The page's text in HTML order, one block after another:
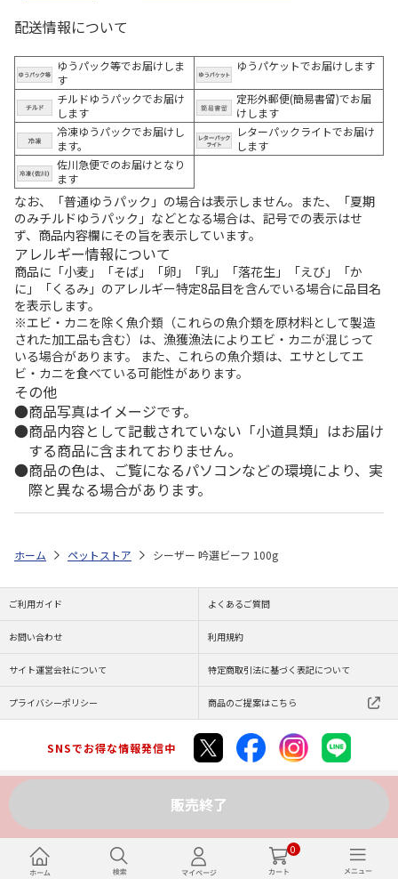
0
配送情報について
ゆうパック等でお届けしま
す
ゆうパケットでお届けします
チルドゆうパックでお届け
します
定形外郵便(簡易書留)でお届
けします
冷凍ゆうパックでお届けし
ます。
レターパックライトでお届け
します
佐川急便でのお届けとなり
ます
なお、「普通ゆうパック」の場合は表示しません。また、「夏期
のみチルドゆうパック」などとなる場合は、記号での表示はせ
ず、商品内容欄にその旨を表示しています。
アレルギー情報について
商品に「小麦」「そば」「卵」「乳」「落花生」「えび」「か
に」「くるみ」のアレルギー特定8品目を含んでいる場合に品目名
を表示します。
※エビ・カニを除く魚介類（これらの魚介類を原材料として製造
された加工品も含む）は、漁獲漁法によりエビ・カニが混じって
いる場合があります。 また、これらの魚介類は、エサとしてエ
ビ・カニを食べている可能性があります。
その他
商品写真はイメージです。
商品内容として記載されていない「小道具類」はお届け
する商品に含まれておりません。
商品の色は、ご覧になるパソコンなどの環境により、実
際と異なる場合があります。
販売終了
ホーム ペットストア シーザー 吟選ビーフ 100g
ご利用ガイド よくあるご質問
お問い合わせ 利用規約
サイト運営会社について 特定商取引法に基づく表記について
プライバシーポリシー 商品のご提案はこちら
SNSでお得な情報発信中